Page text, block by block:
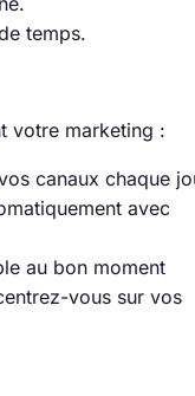
temps.
votre marketing :
canaux chaque
avec
au bon moment
vous sur vos